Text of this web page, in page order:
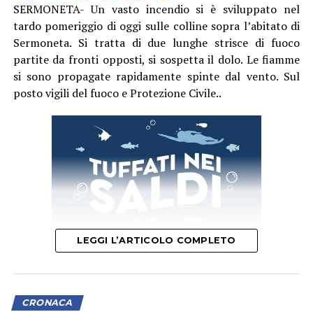
SERMONETA- Un vasto incendio si è sviluppato nel
tardo pomeriggio di oggi sulle colline sopra l’abitato di
Sermoneta. Si tratta di due lunghe strisce di fuoco
partite da fronti opposti, si sospetta il dolo. Le fiamme
si sono propagate rapidamente spinte dal vento. Sul
posto vigili del fuoco e Protezione Civile..
LEGGI L’ARTICOLO COMPLETO
CRONACA